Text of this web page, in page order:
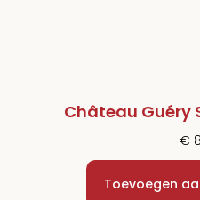
Château Guéry
€
Toevoegen